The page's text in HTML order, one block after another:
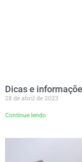
Dicas e
28 de abril de 2023
Continue lendo